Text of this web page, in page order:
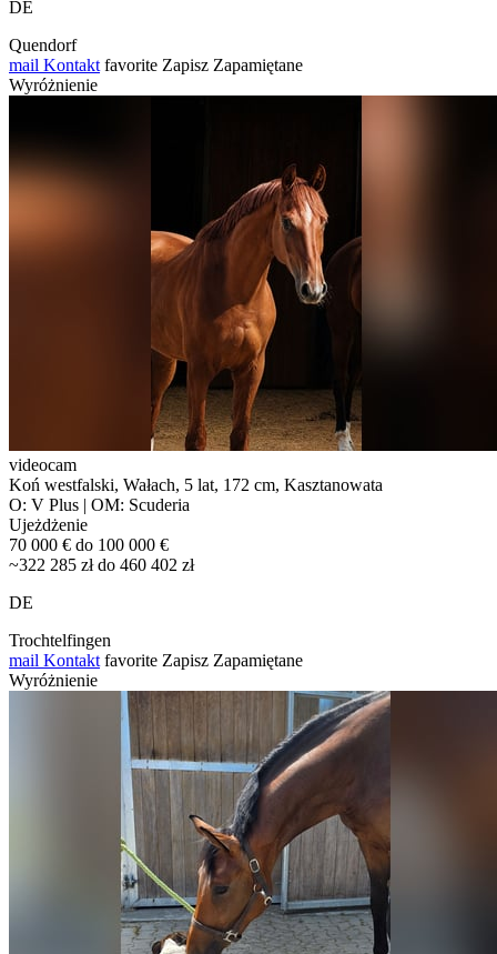
DE
Quendorf
mail Kontakt favorite Zapisz Zapamiętane
Wyróżnienie
videocam
Koń westfalski, Wałach, 5 lat, 172 cm, Kasztanowata
O: V Plus | OM: Scuderia
Ujeżdżenie
70 000 € do 100 000 €
~322 285 zł do 460 402 zł
DE
Trochtelfingen
mail Kontakt favorite Zapisz Zapamiętane
Wyróżnienie